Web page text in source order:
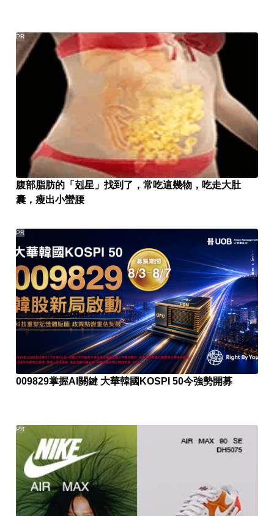
腹部脂肪的「剋星」找到了，常吃這幾物，吃走大肚
囊，瘦出小蠻腰
PR
009829掌握AI關鍵 大華韓國KOSPI 50今強勢開募
PR
PR